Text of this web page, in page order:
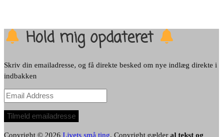
Hold mig opdateret
Skriv din emailadresse, og få direkte besked om nye indlæg direkte i
indbakken
Email
Address
Tilmeld emailadresse
Copyright © 2026 Livets små ting. Copyright gælder al tekst og